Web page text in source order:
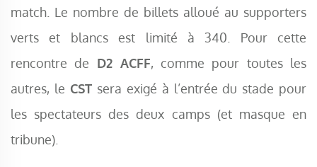
match. Le nombre de billets alloué au supporters
verts et blancs est limité à 340. Pour cette
rencontre de D2 ACFF, comme pour toutes les
autres, le CST sera exigé à l’entrée du stade pour
les spectateurs des deux camps (et masque en
tribune).